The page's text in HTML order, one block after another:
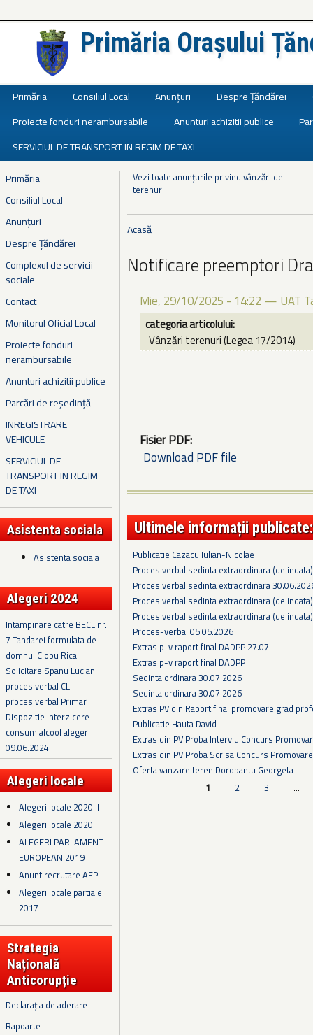
Primăria Orașului
Primăria Consiliul Local Anunțuri Despre Țăndărei
Proiecte fonduri nerambursabile
Anunturi achizitii publice
SERVICIUL DE TRANSPORT IN REGIM DE TAXI
Primăria
Consiliul Local
Anunțuri
Despre Țăndărei
Complexul de servicii
sociale
Contact
Monitorul Oficial Local
Proiecte fonduri
nerambursabile
Anunturi achizitii publice
Parcări de reședință
INREGISTRARE
VEHICULE
SERVICIUL DE
TRANSPORT IN REGIM
DE TAXI
Asistenta sociala
Asistenta sociala
Alegeri 2024
Intampinare catre BECL nr.
7 Tandarei formulata de
domnul Ciobu Rica
Solicitare Spanu Lucian
proces verbal CL
proces verbal Primar
Dispozitie interzicere
consum alcool alegeri
09.06.2024
Alegeri locale
Alegeri locale 2020 II
Alegeri locale 2020
ALEGERI PARLAMENT
EUROPEAN 2019
Anunt recrutare AEP
Alegeri locale partiale
2017
Strategia
Națională
Anticorupție
Declarația de aderare
Rapoarte
Vezi toate anunțurile privind vânzări de
terenuri
Eşti aici
Acasă
Notificare preemptori
Mie, 29/10/2025 - 14:22 — UAT
categoria articolului:
Vânzări terenuri (Legea 17/2014)
Fisier PDF:
Download PDF file
Ultimele informații publicate:
Publicatie Cazacu Iulian-Nicolae
Proces verbal sedinta extraordinara (de
Proces verbal sedinta extraordinara
Proces verbal sedinta extraordinara (de
Proces verbal sedinta extraordinara (de
Proces-verbal 05.05.2026
Extras p-v raport final DADPP 27.07
Extras p-v raport final DADPP
Sedinta ordinara 30.07.2026
Sedinta ordinara 30.07.2026
Extras PV din Raport final promovare grad
Publicatie Hauta David
Extras din PV Proba Interviu Concurs
Extras din PV Proba Scrisa Concurs
Oferta vanzare teren Dorobantu Georgeta
1 2 3 …